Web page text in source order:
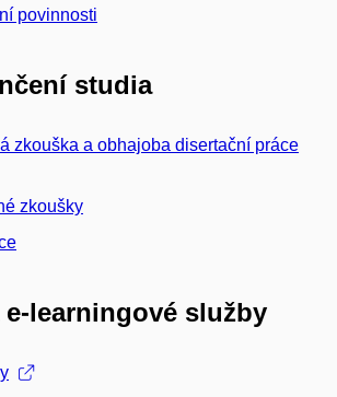
povinnosti
studia
zkouška a obhajoba disertační práce
zkoušky
learningové služby